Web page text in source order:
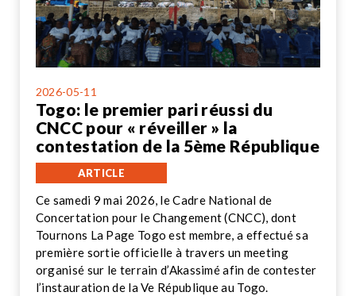
2026-05-11
Togo: le premier pari réussi du
CNCC pour « réveiller » la
contestation de la 5ème République
ARTICLE
Ce samedi 9 mai 2026, le Cadre National de
Concertation pour le Changement (CNCC), dont
Tournons La Page Togo est membre, a effectué sa
première sortie officielle à travers un meeting
organisé sur le terrain d’Akassimé afin de contester
l’instauration de la Ve République au Togo.